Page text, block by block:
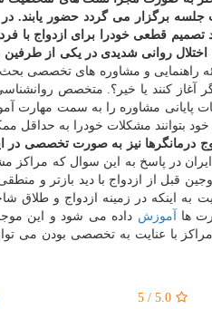
جلسه برگزار می گردد حضور
قطعی خودرا برای ازدواج با
اختلال روانی شدیدی در یكی از
راهنمایی و مشاوره های تخصصی
آغاز كنند یا خیر؟. متخصص
پایانی مشاوره را به سمت مهارت
بتوانند مشكلات خودرا به حداقل
درمانگرها نیز به صورت تخصصی
در پاسخ به این سوال كه مراكز
قبل از ازدواج با دید بازتر و
به اینكه در زمینه ازدواج و
ها
آموزش داده می شود و این
با عنایت به تخصصی بودن می
5.0
/
5